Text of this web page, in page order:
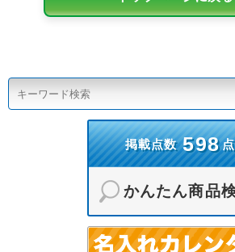
掲載点数 598点
かんたん商品